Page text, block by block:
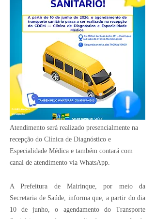
Divulgação
Crédito Imagem:
Atendimento será realizado presencialmente na
recepção do Clínica de Diagnóstico e
Especialidade Médica e também contará com
canal de atendimento via WhatsApp.
A Prefeitura de Mairinque, por meio da
Secretaria de Saúde, informa que, a partir do dia
10 de junho, o agendamento do Transporte